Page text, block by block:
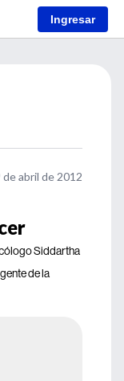
Ingresar
de abril de 2012
Siddartha
de la